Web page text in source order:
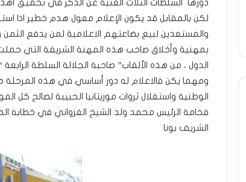
دورها السلطات الثلاث الغنية عن الذكر في تحقيق
لكن بالمقابل قد يكون الإعلام معول هدم خطير اذا
والمستعدين لبيع بضاعتهم الاعلامية لمن يدفع
بمهنية وأخلاق صاحب هذه المهنة الشريفة التي
الدول ، من هذه الألقاب” صاحبة الجلالة السلطة الرابعة
ومهما يكن فالاعلام له دور أساسي في هذه المرحلة
الوطنية واستغلال ثروات موريتانيا الحبيبة لصالح كل
فخامة الرئيس محمد ولد الشيخ الغزواني في خطابه
الشريف بونا
خاطرة : تحية تقدير خاصة لكم
جميعا…/ الشيخ التراد محمد
ومضة ..أفول
أمتين…!!